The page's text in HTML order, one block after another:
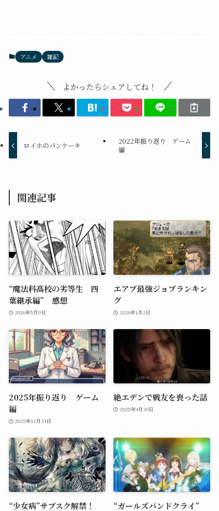
アニメ 雑記
よかったらシェアしてね！
ロイホのパンケーキ
2022年振り返り ゲーム
編
関連記事
“魔法科高校の劣等生 四
葉継承編” 感想
2026年5月9日
エアプ最強ジョブランキン
グ
2026年1月2日
2025年振り返り ゲーム
編
2025年12月31日
絶エデンで戦友を喪った話
2025年4月30日
“少女病”サブスク解禁！ “ガールズバンドクライ”